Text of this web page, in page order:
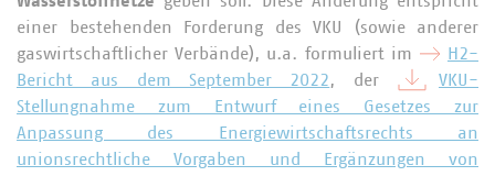
einer bestehenden Forderung des VKU (sowie anderer
gaswirtschaftlicher Verbände), u.a. formuliert im
H2-
Bericht aus dem September 2022, der
VKU-
Stellungnahme zum Entwurf eines Gesetzes zur
Anpassung des Energiewirtschaftsrechts an
unionsrechtliche Vorgaben und Ergänzungen von